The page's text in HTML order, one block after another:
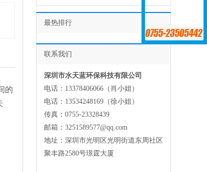
的
最热排行
联系我们
深圳市水天蓝环保科技有限公司
电话：13378406066（肖小姐）
电话：13534248169（徐小姐）
传真：0755-23328439
邮箱：3251589577@qq.com
地址：深圳市光明区光明街道东周社区
聚丰路2580号璟霆大厦